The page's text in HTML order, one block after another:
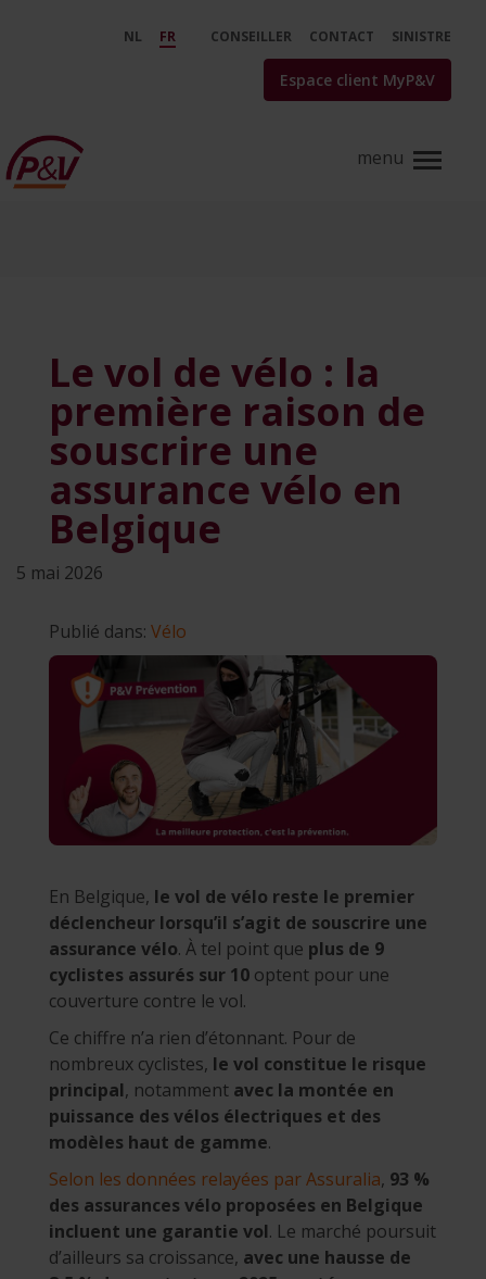
Le vol de vélo : la première
NL FR CONSEILLER CONTACT SINISTRE
Espace client MyP&V
Le vol de vélo : la
première raison de
souscrire une
assurance vélo en
Belgique
5 mai 2026
Publié dans: Vélo
En Belgique, le vol de vélo reste le premier
déclencheur lorsqu’il s’agit de souscrire une
assurance vélo. À tel point que plus de 9
cyclistes assurés sur 10 optent pour une
couverture contre le vol.
Ce chiffre n’a rien d’étonnant. Pour de
nombreux cyclistes, le vol constitue le risque
principal, notamment avec la montée en
puissance des vélos électriques et des
modèles haut de gamme.
Selon les données relayées par Assuralia, 93 %
des assurances vélo proposées en Belgique
incluent une garantie vol. Le marché poursuit
d’ailleurs sa croissance, avec une hausse de